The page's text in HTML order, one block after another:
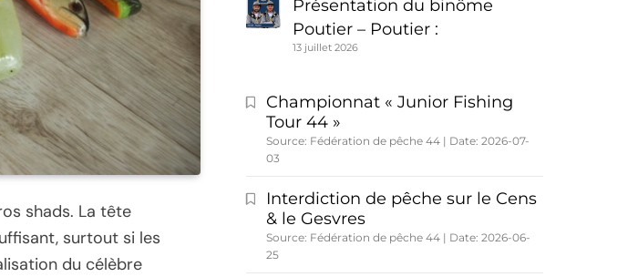
shads. La tête
surtout si les
du célèbre
Présentation du binôme
Poutier – Poutier :
13 juillet 2026
Championnat « Junior Fishing
Tour 44 »
Source: Fédération de pêche 44
Date: 2026-07-
03
Interdiction de pêche sur le Cens
& le Gesvres
Source: Fédération de pêche 44
Date: 2026-06-
25